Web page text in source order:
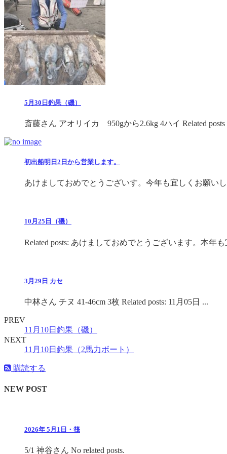
5月30日釣果（磯）
斎藤さん アオリイカ 950gから2.6kg 4ハイ Related posts
初出船明日2日から営業します。
あけましておめでとうございす。今年も宜しくお願い
10月25日（磯）
Related posts: あけましておめでとうございます。本年
3月29日 カセ
中林さん チヌ 41-46cm 3枚 Related posts: 11月05日 ...
PREV
11月10日釣果（磯）
NEXT
11月10日釣果（2馬力ボート）
購読する
NEW POST
2026年 5月1日・筏
5/1 神谷さん No related posts.